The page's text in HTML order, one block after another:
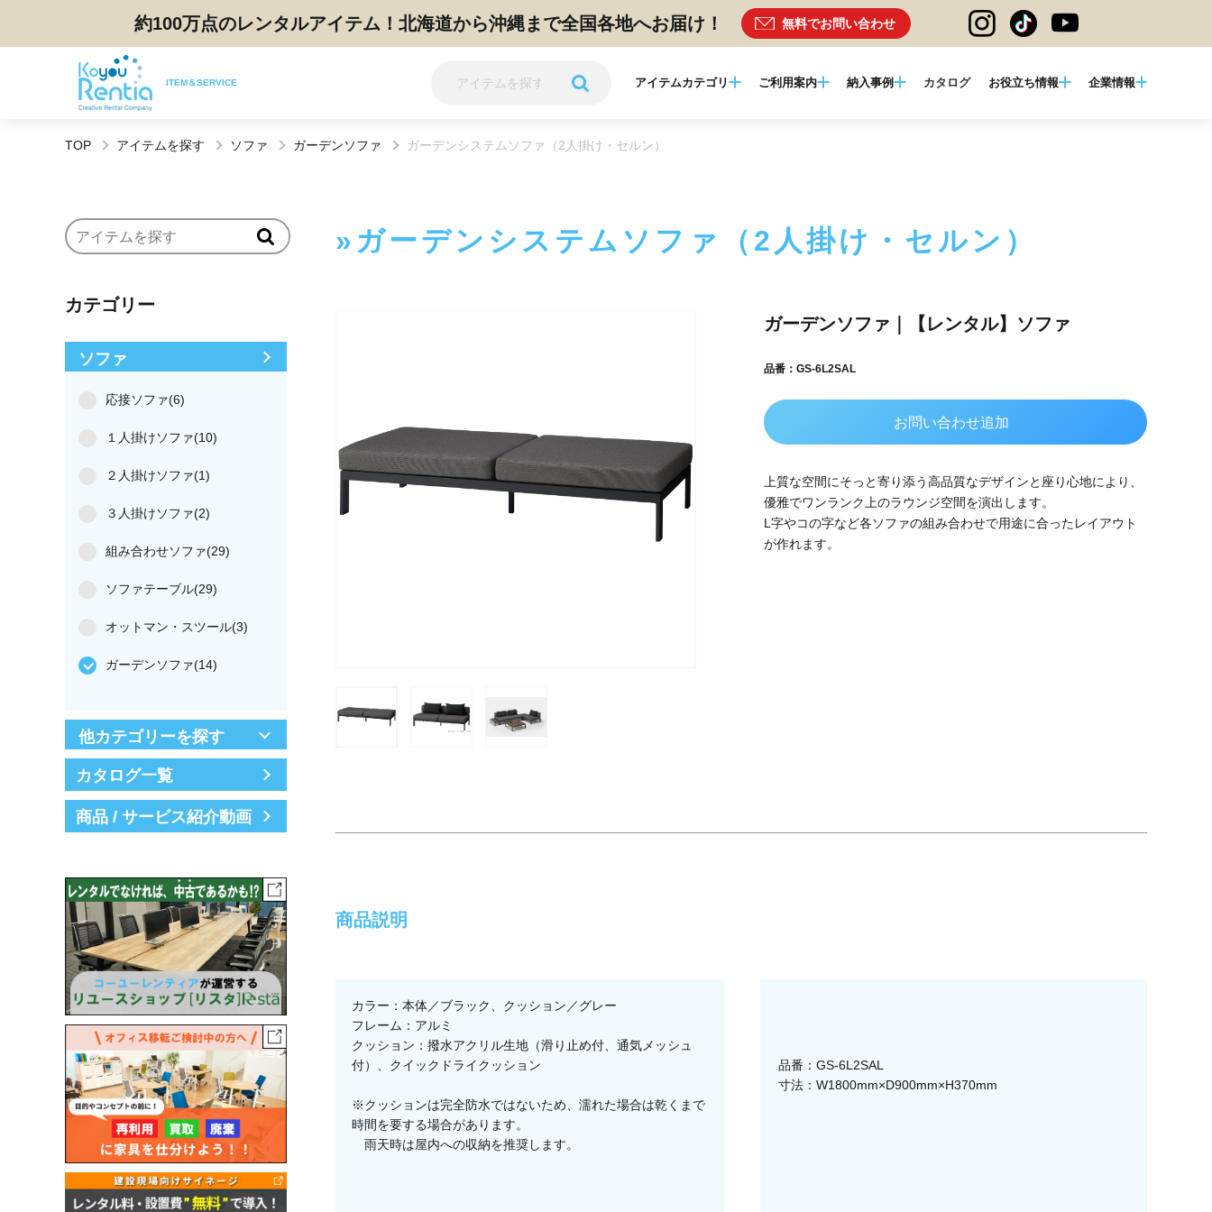
約100万点のレンタルアイテム！ 北海道から沖縄まで全国各地へお届け！ 無料でお問い合わせ
ITEM＆SERVICE アイテムカテゴリ ご利用案内 納入事例 カタログ お役立ち情報 企業情報
TOP アイテムを探す ソファ ガーデンソファ ガーデンシステムソファ（2人掛け・セルン）
カテゴリー
ソファ
応接ソファ(6)
１人掛けソファ(10)
２人掛けソファ(1)
３人掛けソファ(2)
組み合わせソファ(29)
ソファテーブル(29)
オットマン・スツール(3)
ガーデンソファ(14)
他カテゴリーを探す
カタログ一覧
商品 / サービス紹介動画
ガーデンシステムソファ（2人掛け・セルン）
ガーデンソファ｜【レンタル】ソファ
品番：GS-6L2SAL
お問い合わせ追加
上質な空間にそっと寄り添う高品質なデザインと座り心地により、
優雅でワンランク上のラウンジ空間を演出します。
L字やコの字など各ソファの組み合わせで用途に合ったレイアウト
が作れます。
商品説明
カラー：本体／ブラック、クッション／グレー
フレーム：アルミ
クッション：撥水アクリル生地（滑り止め付、通気メッシュ
付）、クイックドライクッション
※クッションは完全防水ではないため、濡れた場合は乾くまで
時間を要する場合があります。
雨天時は屋内への収納を推奨します。
品番：GS-6L2SAL
寸法：W1800mm×D900mm×H370mm